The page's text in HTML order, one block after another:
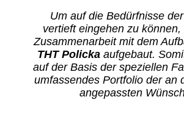
Um auf die Bedürfnisse
vertieft eingehen zu können,
Zusammenarbeit mit dem
THT Policka aufgebaut.
auf der Basis der speziellen
umfassendes Portfolio der an
angepassten